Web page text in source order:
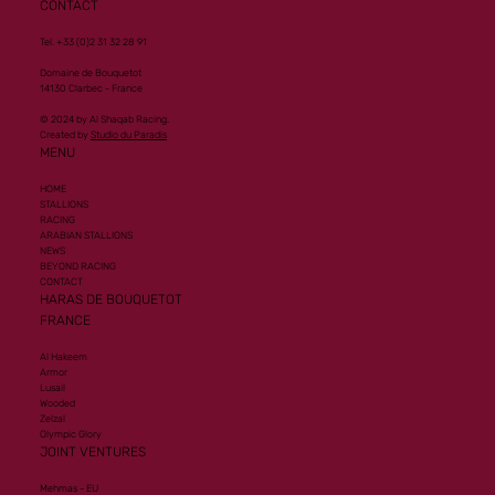
CONTACT
Tel. +33 (0)2 31 32 28 91
Domaine de Bouquetot
14130 Clarbec - France
© 2024 by Al Shaqab Racing.
Created by Studio du Paradis
MENU
HOME
STALLIONS
RACING
ARABIAN STALLIONS
NEWS
BEYOND RACING
CONTACT
HARAS DE BOUQUETOT
FRANCE
Al Hakeem
Armor
Lusail
Wooded
Zelzal
Olympic Glory
JOINT VENTURES
Mehmas - EU